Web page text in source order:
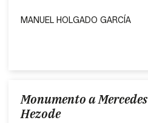
MANUEL HOLGADO GARCÍA
Monumento a
Hezode